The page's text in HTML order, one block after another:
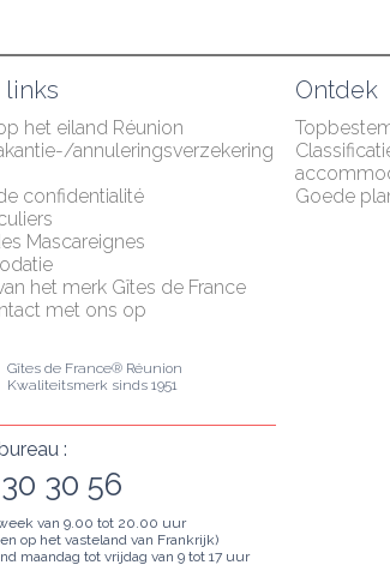
links
het eiland Réunion
annuleringsverzekering
confidentialité
Mascareignes
het merk Gîtes de France
met ons op
Ontdek
Goede
Gîtes de France® Réunion
Kwaliteitsmerk sinds 1951
:
30 56
van 9.00 tot 20.00 uur
op het vasteland van Frankrijk)
maandag tot vrijdag van 9 tot 17 uur